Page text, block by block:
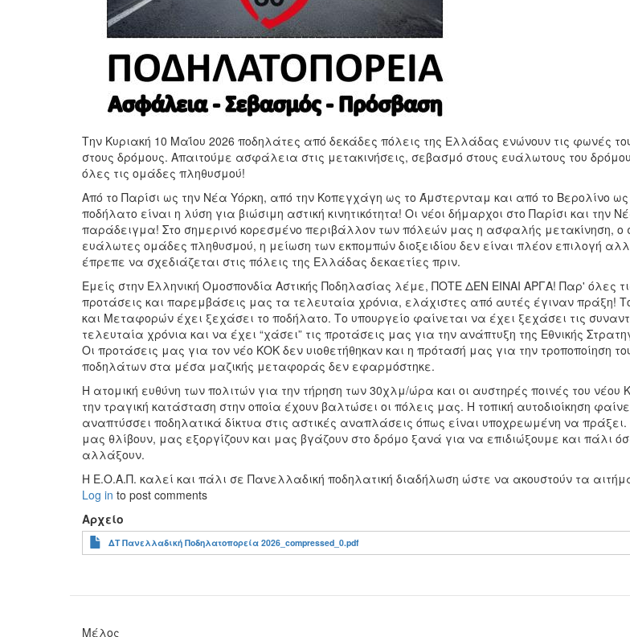
Την Κυριακή 10 Μαΐου 2026 ποδηλάτες από δεκάδες πόλεις της Ελλάδας ενώνουν τις φωνές
στους δρόμους. Απαιτούμε ασφάλεια στις μετακινήσεις, σεβασμό στους ευάλωτους του
όλες τις ομάδες πληθυσμού!
Από το Παρίσι ως την Νέα Υόρκη, από την Κοπεγχάγη ως το Άμστερνταμ και από το Βερολίνο
ποδήλατο είναι η λύση για βιώσιμη αστική κινητικότητα! Οι νέοι δήμαρχοι στο Παρίσι και την
παράδειγμα! Στο σημερινό κορεσμένο περιβάλλον των πόλεών μας η ασφαλής μετακίνηση, ο
ευάλωτες ομάδες πληθυσμού, η μείωση των εκπομπών διοξειδίου δεν είναι πλέον επιλογή
έπρεπε να σχεδιάζεται στις πόλεις της Ελλάδας δεκαετίες πριν.
Εμείς στην Ελληνική Ομοσπονδία Αστικής Ποδηλασίας λέμε, ΠΟΤΕ ΔΕΝ ΕΙΝΑΙ ΑΡΓΑ! Παρ' όλες
προτάσεις και παρεμβάσεις μας τα τελευταία χρόνια, ελάχιστες από αυτές έγιναν πράξη!
και Μεταφορών έχει ξεχάσει το ποδήλατο. Το υπουργείο φαίνεται να έχει ξεχάσει τις
τελευταία χρόνια και να έχει “χάσει” τις προτάσεις μας για την ανάπτυξη της Εθνικής
Οι προτάσεις μας για τον νέο ΚΟΚ δεν υιοθετήθηκαν και η πρότασή μας για την τροποποίηση
ποδηλάτων στα μέσα μαζικής μεταφοράς δεν εφαρμόστηκε.
Η ατομική ευθύνη των πολιτών για την τήρηση των 30χλμ/ώρα και οι αυστηρές ποινές του
την τραγική κατάσταση στην οποία έχουν βαλτώσει οι πόλεις μας. Η τοπική αυτοδιοίκηση
αναπτύσσει ποδηλατικά δίκτυα στις αστικές αναπλάσεις όπως είναι υποχρεωμένη να
μας θλίβουν, μας εξοργίζουν και μας βγάζουν στο δρόμο ξανά για να επιδιώξουμε και πάλι
αλλάξουν.
Η Ε.Ο.Α.Π. καλεί και πάλι σε Πανελλαδική ποδηλατική διαδήλωση ώστε να ακουστούν τα
Log in to post comments
Αρχείο
ΔΤ Πανελλαδική Ποδηλατοπορεία 2026_compressed_0.pdf
Μέλος